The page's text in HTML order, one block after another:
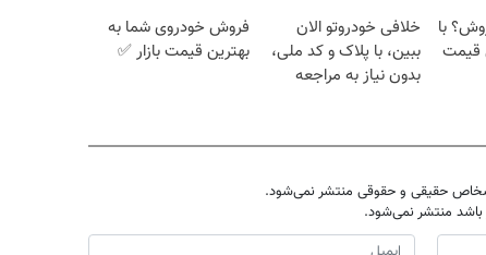
با
قیمت
خلافی خودروتو الان
ببین، با پلاک و کد ملی،
بدون نیاز به مراجعه
فروش خودروی شما به
بهترین قیمت بازار ✅
حقیقی و حقوقی منتشر نمی‌شود.
باشد منتشر نمی‌شود.